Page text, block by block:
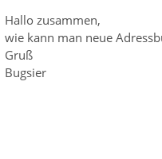
Hallo zusammen,
wie kann man neue
Gruß
Bugsier